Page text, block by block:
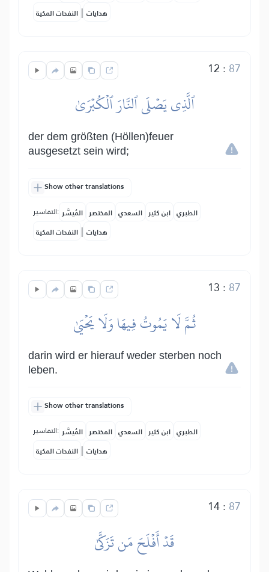
النفحات المكية | هدايات
12 : 87
ٱلَّذِي يَصۡلَى ٱلنَّارَ ٱلۡكُبۡرَىٰ
der dem größten (Höllen)feuer
ausgesetzt sein wird;
Show other translations
التفاسير: المُيسَّر المختصر السعدي ابن كثير الطبري
النفحات المكية | هدايات
13 : 87
ثُمَّ لَا يَمُوتُ فِيهَا وَلَا يَحۡيَىٰ
darin wird er hierauf weder sterben noch
leben.
Show other translations
التفاسير: المُيسَّر المختصر السعدي ابن كثير الطبري
النفحات المكية | هدايات
14: 87
قَدۡ أَفۡلَحَ مَن تَزَكَّىٰ